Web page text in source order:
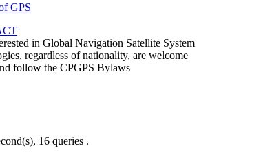
GPS
in Global Navigation Satellite System
regardless of nationality, are welcome
follow the CPGPS Bylaws
16 queries .